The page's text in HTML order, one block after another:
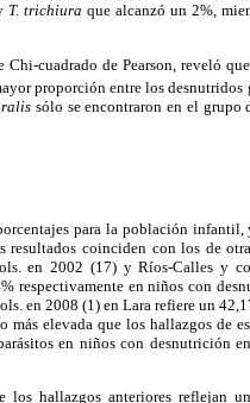
T. trichiura que alcanzó un 2%,
Chi-cuadrado de Pearson, reveló
proporción entre los desnutridos
sólo se encontraron en el grupo
para la población infantil,
coinciden con los de
en 2002 (17) y Ríos-Calles y
respectivamente en niños con
en 2008 (1) en Lara refiere un
elevada que los hallazgos de
en niños con desnutrición
hallazgos anteriores reflejan